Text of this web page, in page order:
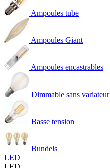
Ampoules tube
Ampoules Giant
Ampoules encastrables
Dimmable sans variateur
Basse tension
Bundels
LED